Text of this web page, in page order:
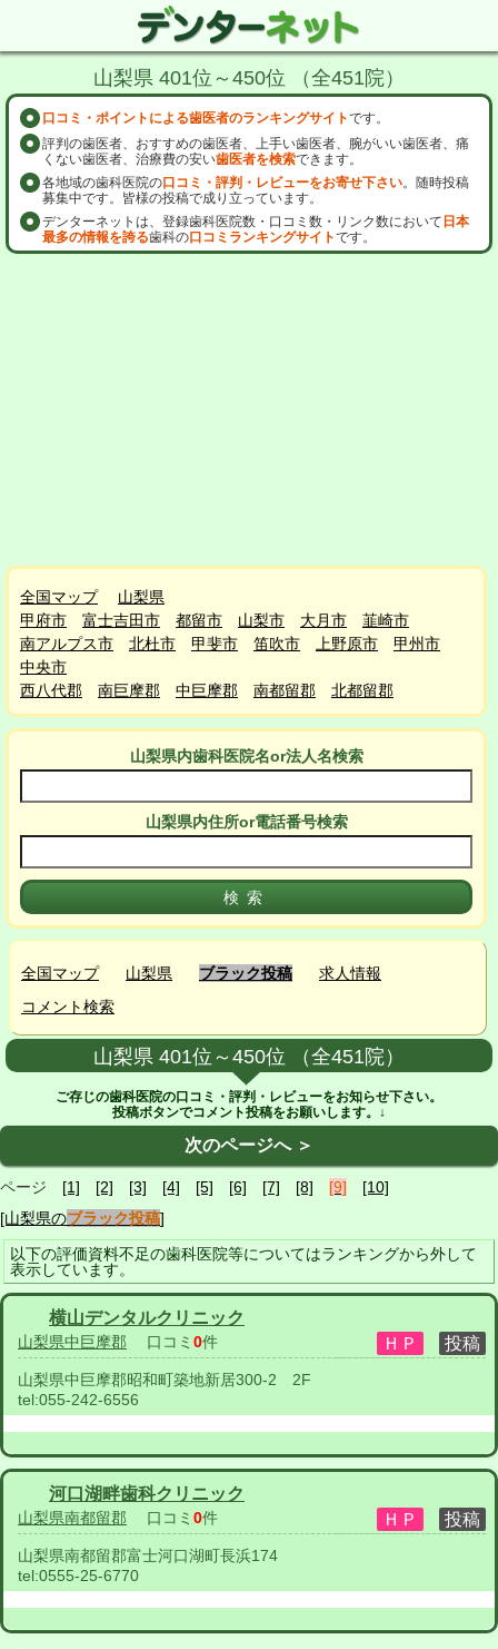
山梨県 401位～450位 （全451院）
口コミ・ポイントによる歯医者のランキングサイトです。
評判の歯医者、おすすめの歯医者、上手い歯医者、腕がいい歯医者、痛
くない歯医者、治療費の安い歯医者を検索できます。
各地域の歯科医院の口コミ・評判・レビューをお寄せ下さい。随時投稿
募集中です。皆様の投稿で成り立っています。
デンターネットは、登録歯科医院数・口コミ数・リンク数において 日本
最多の情報を誇る歯科の口コミランキングサイトです。
全国マップ
山梨県
甲府市
富士吉田市 都留市 山梨市 大月市
韮崎市
南アルプス市
北杜市 甲斐市 笛吹市 上野原市
甲州市
中央市
西八代郡
南巨摩郡 中巨摩郡 南都留郡 北都留郡
山梨県内歯科医院名or法人名検索
山梨県内住所or電話番号検索
全国マップ 山梨県 ブラック投稿
求人情報
コメント検索
山梨県 401位～450位 （全451院）
ご存じの歯科医院の口コミ・評判・レビューをお知らせ下さい。
投稿ボタンでコメント投稿をお願いします。↓
次のページへ ＞
ページ [1] [2] [3] [4] [5] [6] [7] [8] [9]
[10]
[山梨県のブラック投稿]
以下の評価資料不足の歯科医院等についてはランキングから外して
表示しています。
横山デンタルクリニック
山梨県中巨摩郡 口コミ 0件
山梨県中巨摩郡昭和町築地新居300-2 2F
tel:055-242-6556
河口湖畔歯科クリニック
山梨県南都留郡 口コミ 0件
山梨県南都留郡富士河口湖町長浜174
tel:0555-25-6770